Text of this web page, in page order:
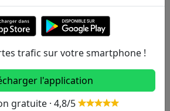
11 12 13
trafic sur votre smartphone !
l'application
gratuite · 4,8/5